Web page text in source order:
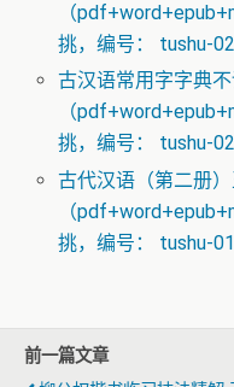
（
挑，编号： tushu-
古汉语常用字字典
（
挑，编号： tushu-
古代汉语（第二册
（
挑，编号： tushu-
前一篇文章